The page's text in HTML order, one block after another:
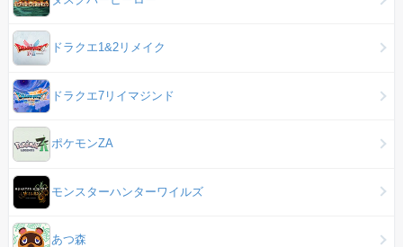
ドラクエ1&2リメイク
ドラクエ7リイマジンド
ポケモンZA
モンスターハンターワイルズ
あつ森